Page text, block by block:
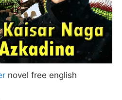
novel free english